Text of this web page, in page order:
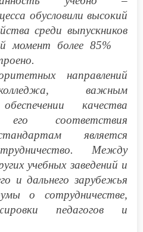
обусловили высокий
среди выпускников
момент более 85%
направлений
важным
качества
соответствия
является
Между
учебных заведений и
и дальнего зарубежья
о сотрудничестве,
педагогов и